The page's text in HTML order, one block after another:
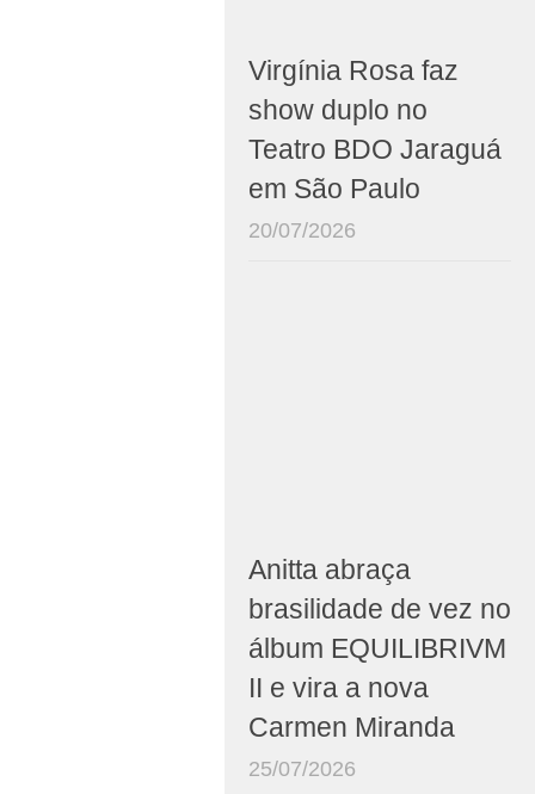
Virgínia Rosa faz
show duplo no
Teatro BDO Jaraguá
em São Paulo
20/07/2026
Anitta abraça
brasilidade de vez no
álbum EQUILIBRIVM
II e vira a nova
Carmen Miranda
25/07/2026